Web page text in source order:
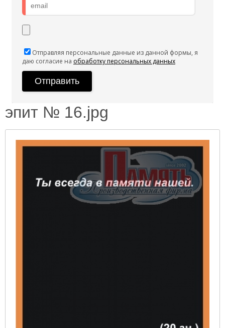
Отправляя персональные данные из данной формы, я
даю согласие на обработку персональных данных
эпит № 16.jpg